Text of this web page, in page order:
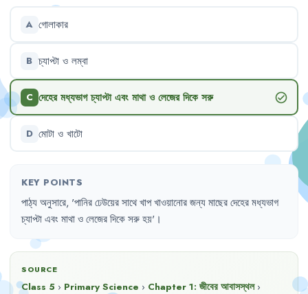
A গোলাকার
B চ্যাপ্টা ও লম্বা
C দেহের মধ্যভাগ চ্যাপ্টা এবং মাথা ও লেজের দিকে সরু check_circle
D মোটা ও খাটো
KEY POINTS
পাঠ্যঅনুসারে, 'পানিরঢেউয়েরসাথেখাপখাওয়ানোরজন্যমাছেরদেহেরমধ্যভাগ
চ্যাপ্টাএবং মাথাওলেজেরদিকেসরুহয়'।
SOURCE
Class 5 › Primary Science › Chapter 1: জীবের আবাসস্থল ›